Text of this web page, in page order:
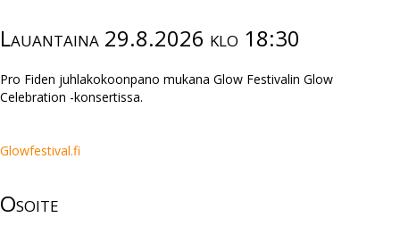
Lauantaina 29.8.2026 klo 18:30
Pro Fiden juhlakokoonpano mukana Glow Festivalin Glow
Celebration -konsertissa.
Glowfestival.fi
Osoite